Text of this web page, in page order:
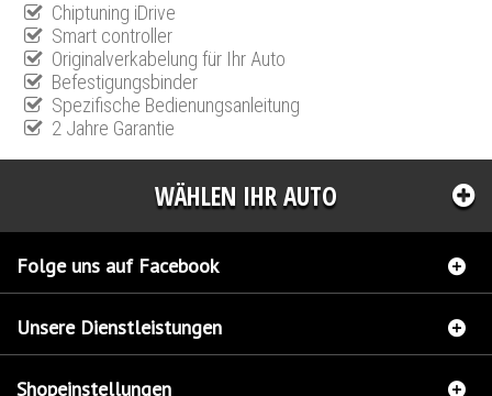
Chiptuning iDrive
Smart controller
Originalverkabelung für Ihr Auto
Befestigungsbinder
Spezifische Bedienungsanleitung
2 Jahre Garantie
WÄHLEN IHR AUTO
Folge uns auf Facebook
Unsere Dienstleistungen
Shopeinstellungen